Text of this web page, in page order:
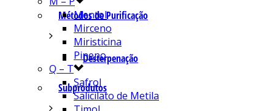
Métodos de Purificação
Desterpenação
Subprodutos
Mentol
Mirceno
Miristicina
Pineno
Q – T
Safrol
Salicilato de Metila